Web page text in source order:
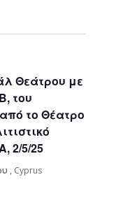
Θεάτρου με
του
το Θέατρο
2/5/25
, Cyprus